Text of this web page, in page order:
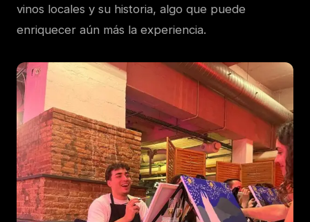
vinos locales y su historia, algo que puede
enriquecer aún más la experiencia.